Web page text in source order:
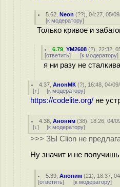
5.62 ,Neon (??), 04:27, 05/
[к модератору]
Только кривое и
6.79 ,YM2608 (?), 22:32,
[ответить] [к модератору]
я ни разу не
4.37 ,АнонМК (?), 16:48, 04/
[↑] [к модератору]
https://codelite.org/ не
4.38 ,Аноним (38), 18:26, 04/
[↓] [к модератору]
>>> ЗЫ Clion не
Ну значит и не
5.39 ,Аноним (21), 18:37,
[ответить] [к модератору]